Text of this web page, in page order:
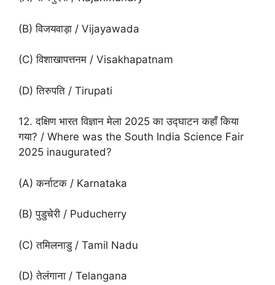
(B) विजयवाड़ा / Vijayawada
(C) विशाखापत्तनम / Visakhapatnam
(D) तिरुपति / Tirupati
12. दक्षिण भारत विज्ञान मेला 2025 का उद्घाटन कहाँ किया
गया? / Where was the South India Science Fair
2025 inaugurated?
(A) कर्नाटक / Karnataka
(B) पुडुचेरी / Puducherry
(C) तमिलनाडु / Tamil Nadu
(D) तेलंगाना / Telangana